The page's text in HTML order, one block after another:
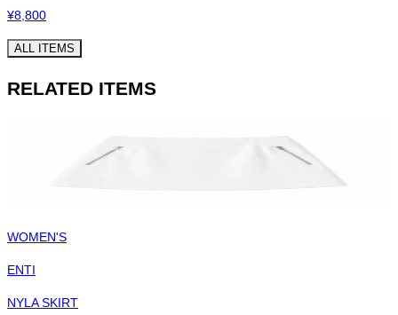
¥8,800
ALL ITEMS
RELATED ITEMS
WOMEN'S
ENTI
NYLA SKIRT